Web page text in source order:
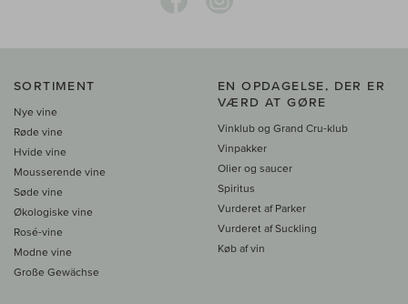
SORTIMENT
Nye vine
Røde vine
Hvide vine
Mousserende vine
Søde vine
Økologiske vine
Rosé-vine
Modne vine
Große Gewächse
EN OPDAGELSE, DER ER
VÆRD AT GØRE
Vinklub og Grand Cru-klub
Vinpakker
Olier og saucer
Spiritus
Vurderet af Parker
Vurderet af Suckling
Køb af vin